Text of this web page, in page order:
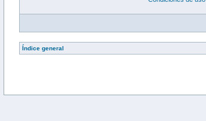
Índice general